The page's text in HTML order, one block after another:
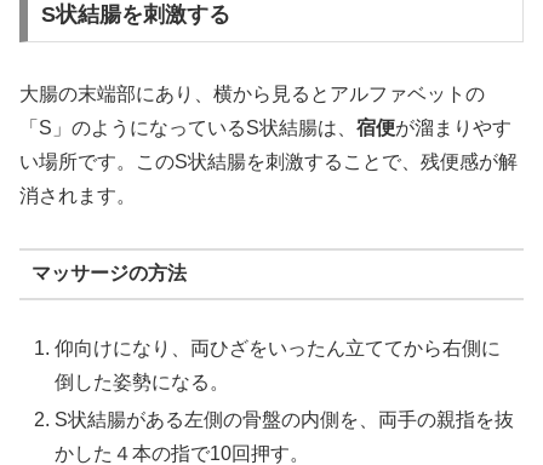
S状結腸を刺激する
大腸の末端部にあり、横から見るとアルファベットの
「S」のようになっているS状結腸は、 宿便が溜まりやす
い場所です。このS状結腸を刺激することで、残便感が解
消されます。
マッサージの方法
仰向けになり、両ひざをいったん立ててから右側に
倒した姿勢になる。
S状結腸がある左側の骨盤の内側を、両手の親指を抜
かした４本の指で10回押す。